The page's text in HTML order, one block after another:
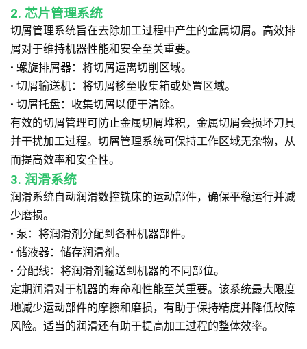
2. 芯片管理系统
切屑管理系统旨在去除加工过程中产生的金属切屑。高效排
屑对于维持机器性能和安全至关重要。
• 螺旋排屑器：将切屑运离切削区域。
• 切屑输送机：将切屑移至收集箱或处置区域。
• 切屑托盘：收集切屑以便于清除。
有效的切屑管理可防止金属切屑堆积，金属切屑会损坏刀具
并干扰加工过程。切屑管理系统可保持工作区域无杂物，从
而提高效率和安全性。
3. 润滑系统
润滑系统自动润滑数控铣床的运动部件，确保平稳运行并减
少磨损。
• 泵：将润滑剂分配到各种机器部件。
• 储液器：储存润滑剂。
• 分配线：将润滑剂输送到机器的不同部位。
定期润滑对于机器的寿命和性能至关重要。该系统最大限度
地减少运动部件的摩擦和磨损，有助于保持精度并降低故障
风险。适当的润滑还有助于提高加工过程的整体效率。